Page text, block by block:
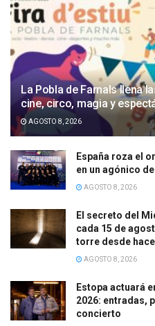
La Pobla de Farnals llena
cine, circo, magia y
AGOSTO 8, 2026
España roza el
en un agónico
AGOSTO 8, 2026
El secreto del
cada 15 de
torre desde
AGOSTO 8, 2026
Estopa actuará
2026: entradas,
concierto